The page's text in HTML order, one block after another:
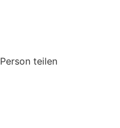
Person teilen